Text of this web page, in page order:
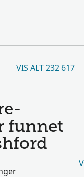
VIS ALT 232 617
funnet